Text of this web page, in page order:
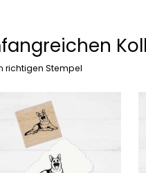
richtigen Stempel